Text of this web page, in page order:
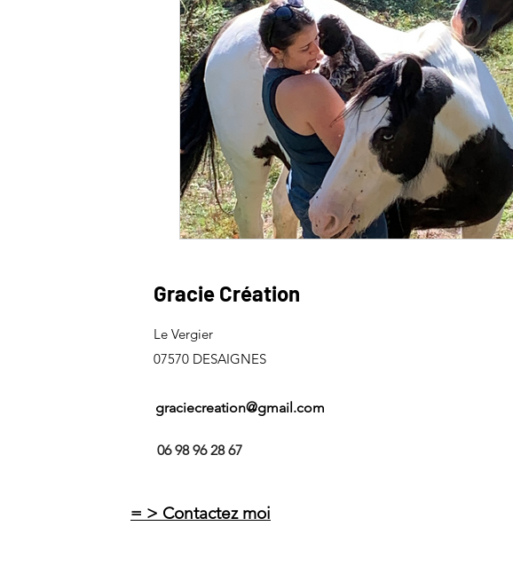
Gracie Création
Le Vergier
07570 DESAIGNES
graciecreation@gmail.com
06 98 96 28 67
= > Contactez moi